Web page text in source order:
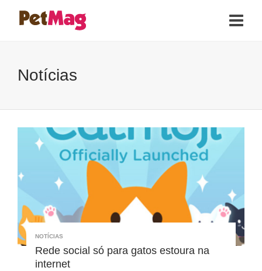
Notícias
NOTÍCIAS
Rede social só para gatos estoura na
internet